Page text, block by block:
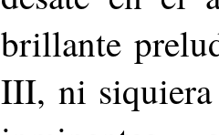
brillante
III, ni siquiera